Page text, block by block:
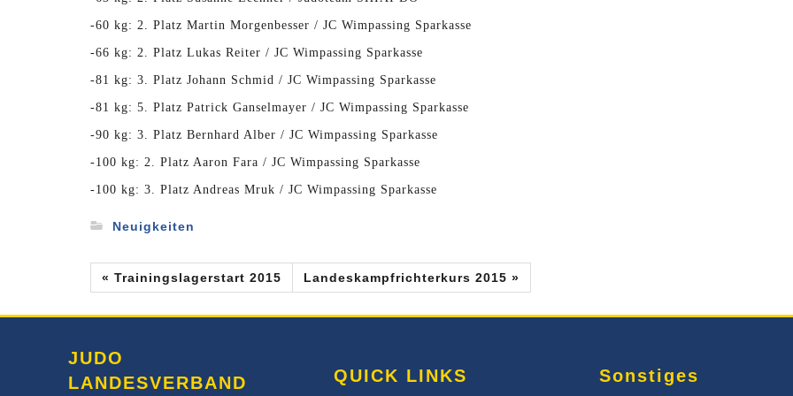
-60 kg: 2. Platz Martin Morgenbesser / JC Wimpassing Sparkasse
-66 kg: 2. Platz Lukas Reiter / JC Wimpassing Sparkasse
-81 kg: 3. Platz Johann Schmid / JC Wimpassing Sparkasse
-81 kg: 5. Platz Patrick Ganselmayer / JC Wimpassing Sparkasse
-90 kg: 3. Platz Bernhard Alber / JC Wimpassing Sparkasse
-100 kg: 2. Platz Aaron Fara / JC Wimpassing Sparkasse
-100 kg: 3. Platz Andreas Mruk / JC Wimpassing Sparkasse
Neuigkeiten
« Trainingslagerstart 2015 Landeskampfrichterkurs 2015 »
JUDO
LANDESVERBAND
QUICK LINKS Sonstiges